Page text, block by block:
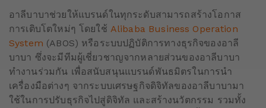
อาลีบาบาช่วยให้แบรนด์ในทุกระดับสามารถสร้างโอกาส
การเติบโตใหม่ๆ โดยใช้ Alibaba Business Operation
System (ABOS) หรือระบบปฏิบัติการทางธุรกิจของอาลี
บาบา ซึ่งจะมีทีมผู้เชี่ยวชาญจากหลายส่วนของอาลีบาบา
ทำงานร่วมกัน เพื่อสนับสนุนแบรนด์พันธมิตรในการนำ
เครื่องมือต่างๆ จากระบบเศรษฐกิจดิจิทัลของอาลีบาบามา
ใช้ในการปรับธุรกิจไปสู่ดิจิทัล และสร้างนวัตกรรม รวมทั้ง